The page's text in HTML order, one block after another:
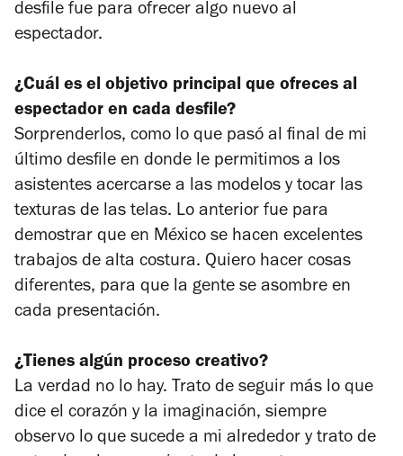
desfile fue para ofrecer algo nuevo al
espectador.
¿Cuál es el objetivo principal que ofreces al
espectador en cada desfile?
Sorprenderlos, como lo que pasó al final de mi
último desfile en donde le permitimos a los
asistentes acercarse a las modelos y tocar las
texturas de las telas. Lo anterior fue para
demostrar que en México se hacen excelentes
trabajos de alta costura. Quiero hacer cosas
diferentes, para que la gente se asombre en
cada presentación.
¿Tienes algún proceso creativo?
La verdad no lo hay. Trato de seguir más lo que
dice el corazón y la imaginación, siempre
observo lo que sucede a mi alrededor y trato de